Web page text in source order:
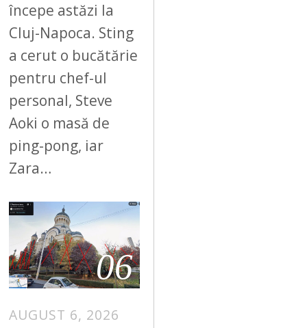
începe astăzi la
Cluj-Napoca. Sting
a cerut o bucătărie
pentru chef-ul
personal, Steve
Aoki o masă de
ping-pong, iar
Zara…
06
AUGUST 6, 2026